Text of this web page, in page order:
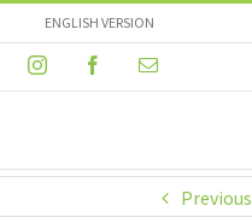
ENGLISH VERSION
InstagramFacebookEmail
Previous